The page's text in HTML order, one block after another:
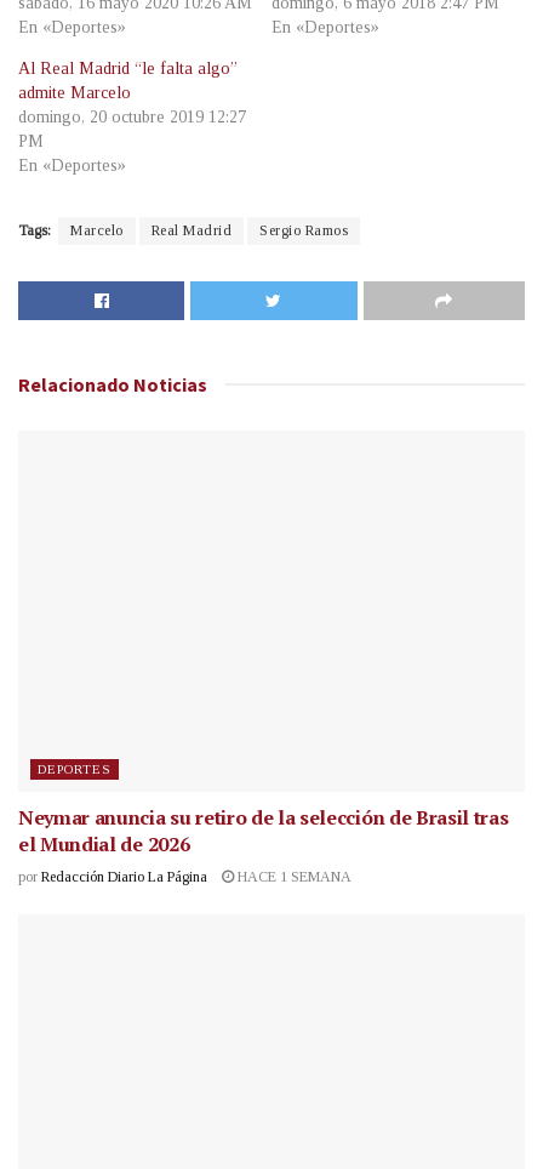
En «Deportes»
En «Deportes»
Al Real Madrid “le falta algo”
admite Marcelo
domingo, 20 octubre 2019 12:27
PM
En «Deportes»
Tags: Marcelo Real Madrid Sergio Ramos
Relacionado Noticias
DEPORTES
Neymar anuncia su retiro de la selección de Brasil tras
el Mundial de 2026
por Redacción Diario La Página HACE 1 SEMANA